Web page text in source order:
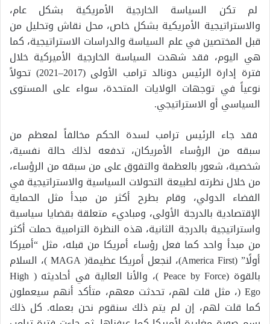
لم تكن السياسة الخارجية الأمريكية بشكل عام،
والاستراتيجية الأمريكية بشكل خاص، محل نقاش وتحليل من
قبل المختصين في علم السياسة والدراسات الاستراتيجية، كما
هي اليوم، فقد شهدت السياسة الخارجية الأميركية خلال
فترة إدارة الرئيس دونالد ترامب الأولى (2017–2021) تحولاً
نوعياً في توجهات الولايات المتحدة، سواء على المستوى
السياسي أو الاستراتيجي.
فقد جاء الرئيس ترامب لسدة الحكم مخالفاً لمعظم من
سبقه من الرؤساء الأمريكان، تدفعه لذلك حالة نفسية،
شخصية، شعور بالعظمة والتفوق على من سبقه من الرؤساء،
من خلال نظرته لطبيعة التحولات السياسية والاستراتيجية في
الفضاء الدولي، وقام بطرح أكثر من مبدأ مثل الحماية
الإقتصادية بالدرجة الأولى، ومباديء متعلقة بقضايا سياسية
واستراتيجية بالدرجة الثانية، هذه النظرة الترامبية حملت أكثر
من مبدأ واحد كما فعل رؤساء أمريكا من قبله، مثل “أميركا
أولًا” (America First)، لنجعل أمريكا عظيمة( MAGA )، السلام
بالقوة (Peace by Force )، والأنا العالية في أحاديثه ( High
Ego (، مثل قلت لهم، تحدثت معهم، متأكد أنهم سيعملون
كما قلت لهم، إن لم يتم ذلك سنقوم نحن بعمله. كل ذلك